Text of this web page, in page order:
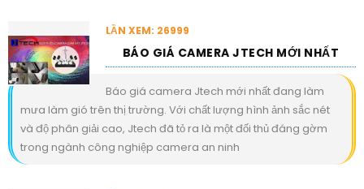
LẦN XEM: 26999
BÁO GIÁ CAMERA JTECH MỚI NHẤT
Báo giá camera Jtech mới nhất đang làm
mưa làm gió trên thị trường. Với chất lượng hình ảnh sắc nét
và độ phân giải cao, Jtech đã tỏ ra là một đối thủ đáng gờm
trong ngành công nghiệp camera an ninh